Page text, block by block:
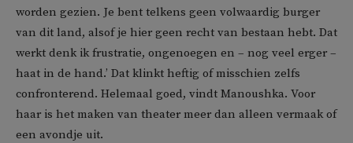
worden gezien. Je bent telkens geen volwaardig burger
van dit land, alsof je hier geen recht van bestaan hebt. Dat
werkt denk ik frustratie, ongenoegen en – nog veel erger –
haat in de hand.’ Dat klinkt heftig of misschien zelfs
confronterend. Helemaal goed, vindt Manoushka. Voor
haar is het maken van theater meer dan alleen vermaak of
een avondje uit.